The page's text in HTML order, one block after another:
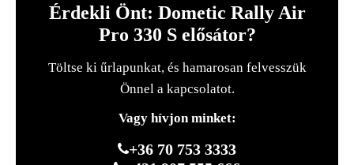
Érdekli Önt: Dometic Rally Air
Pro 330 S elősátor?
Töltse ki űrlapunkat, és hamarosan felvesszük
Önnel a kapcsolatot.
Vagy hívjon minket:
+36 70 753 3333